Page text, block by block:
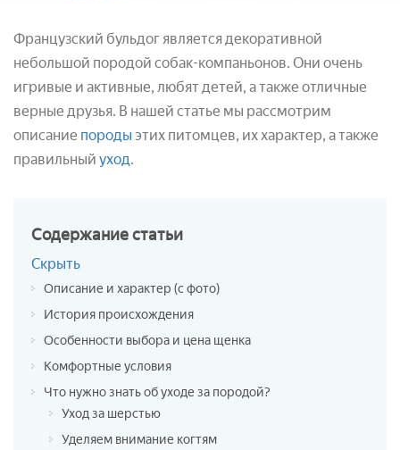
Французский бульдог является декоративной
небольшой породой собак-компаньонов. Они очень
игривые и активные, любят детей, а также отличные
верные друзья. В нашей статье мы рассмотрим
описание породы этих питомцев, их характер, а также
правильный уход.
Содержаниестатьи
Скрыть
Описание и характер (с фото)
История происхождения
Особенности выбора и цена щенка
Комфортные условия
Что нужно знать об уходе за породой?
Уход за шерстью
Уделяем внимание когтям